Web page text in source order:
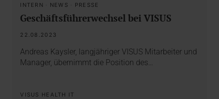
INTERN · NEWS · PRESSE
Geschäftsführerwechsel bei VISUS
22.08.2023
Andreas Kaysler, langjähriger VISUS Mitarbeiter und
Manager, übernimmt die Position des…
VISUS HEALTH IT